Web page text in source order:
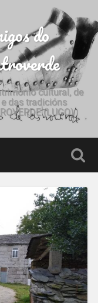
do
cultural, de
das tradicións
(LUGO)